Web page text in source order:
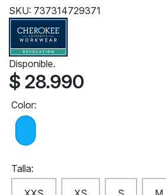
SKU: 737314729371
Disponible.
$ 28.990
Color:
Talla: